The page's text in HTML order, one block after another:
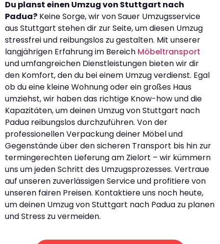
Du planst einen Umzug von Stuttgart nach
Padua? Keine Sorge, wir von Sauer Umzugsservice
aus Stuttgart stehen dir zur Seite, um diesen Umzug
stressfrei und reibungslos zu gestalten. Mit unserer
langjährigen Erfahrung im Bereich Möbeltransport
und umfangreichen Dienstleistungen bieten wir dir
den Komfort, den du bei einem Umzug verdienst. Egal
ob du eine kleine Wohnung oder ein großes Haus
umziehst, wir haben das richtige Know-how und die
Kapazitäten, um deinen Umzug von Stuttgart nach
Padua reibungslos durchzuführen. Von der
professionellen Verpackung deiner Möbel und
Gegenstände über den sicheren Transport bis hin zur
termingerechten Lieferung am Zielort – wir kümmern
uns um jeden Schritt des Umzugsprozesses. Vertraue
auf unseren zuverlässigen Service und profitiere von
unseren fairen Preisen. Kontaktiere uns noch heute,
um deinen Umzug von Stuttgart nach Padua zu planen
und Stress zu vermeiden.